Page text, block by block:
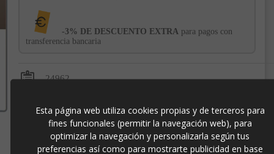
-3% DE DESCUENTO EXTRApara pagos con
transferencia bancaria
24962
Contacto
Esta página web utiliza cookies propias y de terceros para
fines funcionales (permitir la navegación web), para
optimizar la navegación y personalizarla según tus
preferencias así como para mostrarte publicidad en base